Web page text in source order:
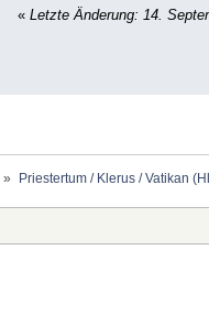
« Letzte Änderung: 14.
» Priestertum / Klerus / Vatikan